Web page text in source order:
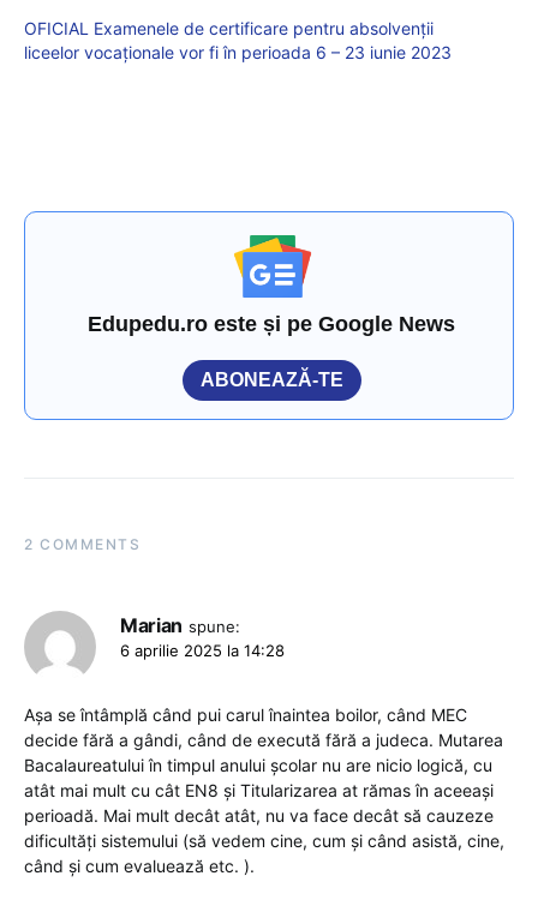
OFICIAL Examenele de certificare pentru absolvenții
liceelor vocaționale vor fi în perioada 6 – 23 iunie 2023
Edupedu.ro este și pe Google News
ABONEAZĂ-TE
2 COMMENTS
Marian spune:
6 aprilie 2025 la 14:28
Așa se întâmplă când pui carul înaintea boilor, când MEC
decide fără a gândi, când de execută fără a judeca. Mutarea
Bacalaureatului în timpul anului școlar nu are nicio logică, cu
atât mai mult cu cât EN8 și Titularizarea at rămas în aceeași
perioadă. Mai mult decât atât, nu va face decât să cauzeze
dificultăți sistemului (să vedem cine, cum și când asistă, cine,
când și cum evaluează etc. ).